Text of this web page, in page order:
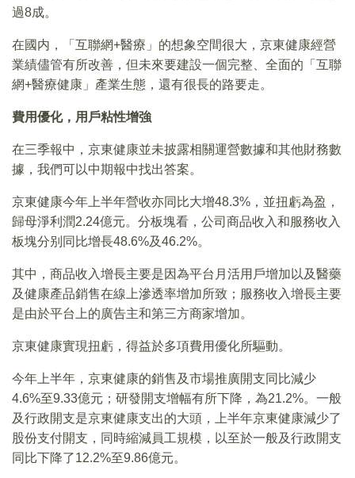
過8成。
在國内，「互聯網+醫療」的想象空間很大，京東健康經營
業績儘管有所改善，但未來要建設一個完整、全面的「互聯
網+醫療健康」產業生態，還有很長的路要走。
費用優化，用戶粘性增強
在三季報中，京東健康並未披露相關運營數據和其他財務數
據，我們可以中期報中找出答案。
京東健康今年上半年營收亦同比大增48.3%，並扭虧為盈，
歸母淨利潤2.24億元。分板塊看，公司商品收入和服務收入
板塊分别同比增長48.6%及46.2%。
其中，商品收入增長主要是因為平台月活用戶增加以及醫藥
及健康產品銷售在線上滲透率增加所致；服務收入增長主要
是由於平台上的廣告主和第三方商家增加。
京東健康實現扭虧，得益於多項費用優化所驅動。
今年上半年，京東健康的銷售及市場推廣開支同比減少
4.6%至9.33億元；研發開支增幅有所下降，為21.2%。一般
及行政開支是京東健康支出的大頭，上半年京東健康減少了
股份支付開支，同時縮減員工規模，以至於一般及行政開支
同比下降了12.2%至9.86億元。